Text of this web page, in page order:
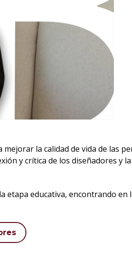
la calidad de vida de las
y crítica de los diseñadores y la
educativa, encontrando en